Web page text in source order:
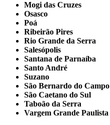
Mogi das Cruzes
Osasco
Poá
Ribeirão Pires
Rio Grande da Serra
Salesópolis
Santana de Parnaíba
Santo André
Suzano
São Bernardo do Campo
São Caetano do Sul
Taboão da Serra
Vargem Grande Paulista